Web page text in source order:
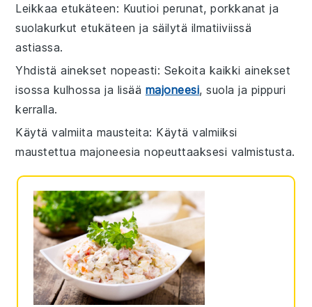
Leikkaa etukäteen: Kuutioi perunat,porkkanat ja
suolakurkut etukäteen ja säilytä ilmatiiviissä
astiassa.
Yhdistä ainekset nopeasti: Sekoita kaikki ainekset
isossa kulhossa ja lisää majoneesi,suola ja pippuri
kerralla.
Käytä valmiita mausteita: Käytä valmiiksi
maustettua majoneesia nopeuttaaksesi valmistusta.